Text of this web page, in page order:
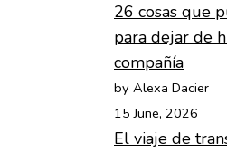
26 cosas que
para dejar de
compañía
by Alexa Dacier
15 June, 2026
El viaje de